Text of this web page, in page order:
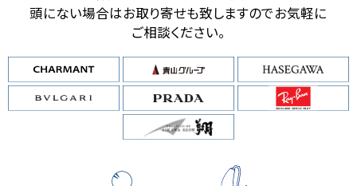
頭にない場合はお取り寄せも致しますのでお気軽に
ご相談ください。